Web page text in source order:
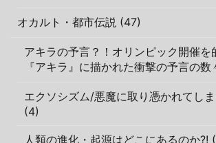
オカルト・都市伝説 (47)
アキラの予言？！オリンピック開催を
『アキラ』に描かれた衝撃の予言の数
エクソシズム/悪魔に取り憑かれてしま
(4)
人類の進化・起源はどこにあるのか?!